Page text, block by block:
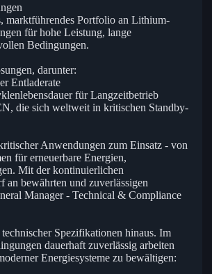
marktführendes Portfolio an Lithium-
für hohe Leistung, lange
Bedingungen.
darunter:
Entladerate
für Langzeitbetrieb
die sich weltweit in kritischen Standby-
Anwendungen zum Einsatz - von
für erneuerbare Energien,
Mit der kontinuierlichen
an bewährten und zuverlässigen
Manager - Technical & Compliance
Spezifikationen hinaus. Im
dauerhaft zuverlässig arbeiten
Energiesysteme zu bewältigen: